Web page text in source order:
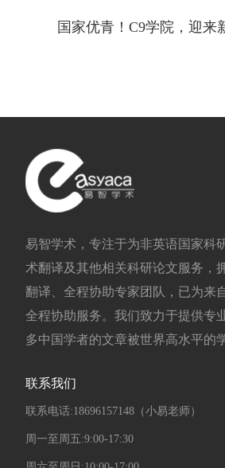
国家优青！C9学院，迎来
易智学术，专注于为非英语国家科
术翻译及其他相关科研论文服务，
翻译、全程协助专家团队，已为来
全程协助服务。我们致力于提供专
多中国学者的文章被世界高水平的
联系我们
联系电话:18696157148（小易老师）
周一至周五:9:00-17:30